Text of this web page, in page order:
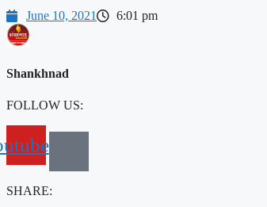
June 10, 2021 6:01 pm
Shankhnad
FOLLOW US:
SHARE: